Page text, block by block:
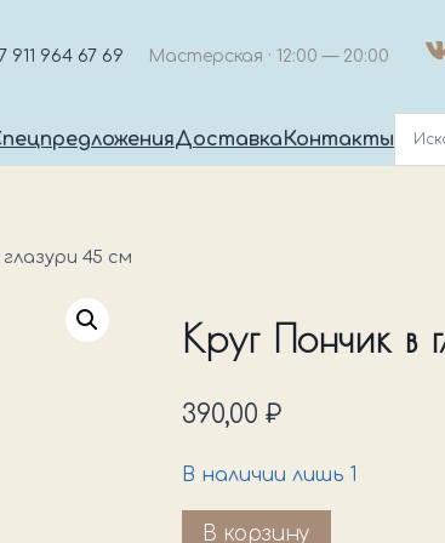
964 67 69 Мастерская · 12:00 — 20:00
Доставка Контакты
45 см
Круг Пончик в
390,00 ₽
В наличии лишь 1
Количество
В корзину